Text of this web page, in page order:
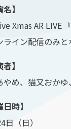
名】
Xmas AR LIVE
イン配信のみと
者】
やめ、猫又おか
日時】
日（日）